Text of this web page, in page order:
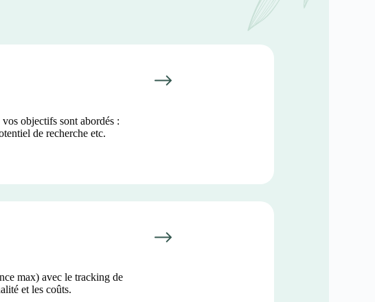
objectifs sont abordés :
de recherche etc.
max) avec le tracking de
et les coûts.